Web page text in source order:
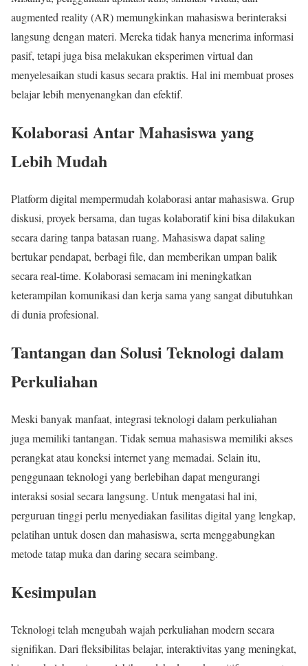
augmented reality (AR) memungkinkan mahasiswa berinteraksi
langsung dengan materi. Mereka tidak hanya menerima informasi
pasif, tetapi juga bisa melakukan eksperimen virtual dan
menyelesaikan studi kasus secara praktis. Hal ini membuat proses
belajar lebih menyenangkan dan efektif.
Kolaborasi Antar Mahasiswa yang
Lebih Mudah
Platform digital mempermudah kolaborasi antar mahasiswa. Grup
diskusi, proyek bersama, dan tugas kolaboratif kini bisa dilakukan
secara daring tanpa batasan ruang. Mahasiswa dapat saling
bertukar pendapat, berbagi file, dan memberikan umpan balik
secara real-time. Kolaborasi semacam ini meningkatkan
keterampilan komunikasi dan kerja sama yang sangat dibutuhkan
di dunia profesional.
Tantangan dan Solusi Teknologi dalam
Perkuliahan
Meski banyak manfaat, integrasi teknologi dalam perkuliahan
juga memiliki tantangan. Tidak semua mahasiswa memiliki akses
perangkat atau koneksi internet yang memadai. Selain itu,
penggunaan teknologi yang berlebihan dapat mengurangi
interaksi sosial secara langsung. Untuk mengatasi hal ini,
perguruan tinggi perlu menyediakan fasilitas digital yang lengkap,
pelatihan untuk dosen dan mahasiswa, serta menggabungkan
metode tatap muka dan daring secara seimbang.
Kesimpulan
Teknologi telah mengubah wajah perkuliahan modern secara
signifikan. Dari fleksibilitas belajar, interaktivitas yang meningkat,